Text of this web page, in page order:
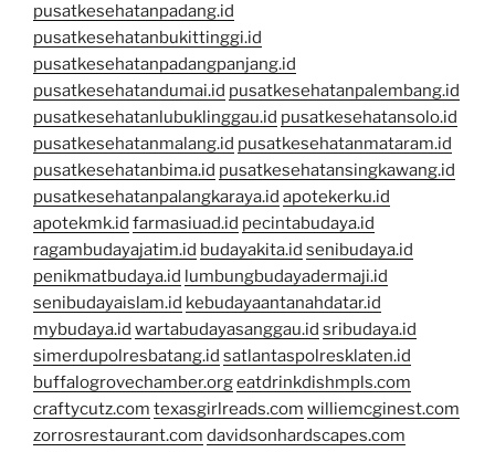
pusatkesehatanpadang.id
pusatkesehatanbukittinggi.id
pusatkesehatanpadangpanjang.id
pusatkesehatandumai.id pusatkesehatanpalembang.id
pusatkesehatanlubuklinggau.id pusatkesehatansolo.id
pusatkesehatanmalang.id pusatkesehatanmataram.id
pusatkesehatanbima.id pusatkesehatansingkawang.id
pusatkesehatanpalangkaraya.id apotekerku.id
apotekmk.id farmasiuad.id pecintabudaya.id
ragambudayajatim.id budayakita.id senibudaya.id
penikmatbudaya.id lumbungbudayadermaji.id
senibudayaislam.id kebudayaantanahdatar.id
mybudaya.id wartabudayasanggau.id sribudaya.id
simerdupolresbatang.id satlantaspolresklaten.id
buffalogrovechamber.orgeatdrinkdishmpls.com
craftycutz.com texasgirlreads.com williemcginest.com
zorrosrestaurant.com davidsonhardscapes.com